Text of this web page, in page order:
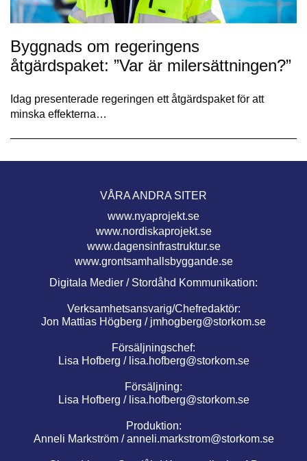
Byggnads om regeringens
åtgärdspaket: ”Var är milersättningen?”
Idag presenterade regeringen ett åtgärdspaket för att
minska effekterna…
VÅRA ANDRA SITER
www.nyaprojekt.se
www.nordiskaprojekt.se
www.dagensinfrastruktur.se
www.grontsamhallsbyggande.se
Digitala Medier / Stordåhd Kommunikation:
Verksamhetsansvarig/Chefredaktör:
Jon Mattias Högberg / jmhogberg@storkom.se
Försäljningschef:
Lisa Hofberg / lisa.hofberg@storkom.se
Försäljning:
Lisa Hofberg / lisa.hofberg@storkom.se
Produktion:
Anneli Markström /anneli.markstrom@storkom.se